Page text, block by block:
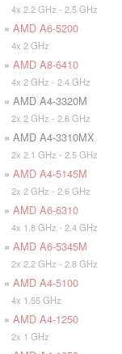
4x 2.2 GHz - 2.5 GHz
» AMD A6-5200
4x 2 GHz
» AMD A8-6410
4x 2 GHz - 2.4 GHz
» AMD A4-3320M
2x 2 GHz - 2.6 GHz
» AMD A4-3310MX
2x 2.1 GHz - 2.5 GHz
» AMD A4-5145M
2x 2 GHz - 2.6 GHz
» AMD A6-6310
4x 1.8 GHz - 2.4 GHz
» AMD A6-5345M
2x 2.2 GHz - 2.8 GHz
» AMD A4-5100
4x 1.55 GHz
» AMD A4-1250
2x 1 GHz